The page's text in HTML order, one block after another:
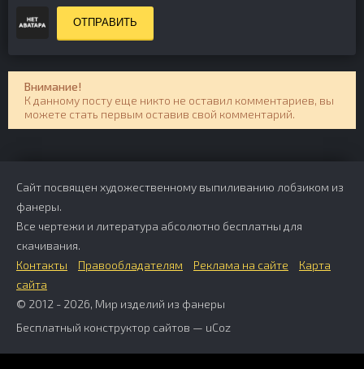
ОТПРАВИТЬ
Внимание!
К данному посту еще никто не оставил комментариев, вы
можете стать первым оставив свой комментарий.
Сайт посвящен художественному выпиливанию лобзиком из
фанеры.
Все чертежи и литература абсолютно бесплатны для
скачивания.
Контакты
Правообладателям Реклама на сайте
Карта
сайта
© 2012 - 2026, Мир изделий из фанеры
Бесплатный конструктор сайтов — uCoz